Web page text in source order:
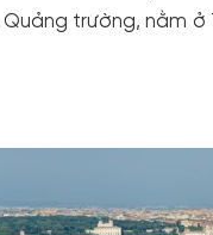
Quảng trường, nằm